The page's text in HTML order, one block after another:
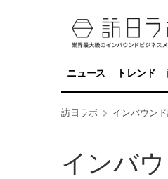
ニュース トレンド
訪日ラボ インバウン
インバ